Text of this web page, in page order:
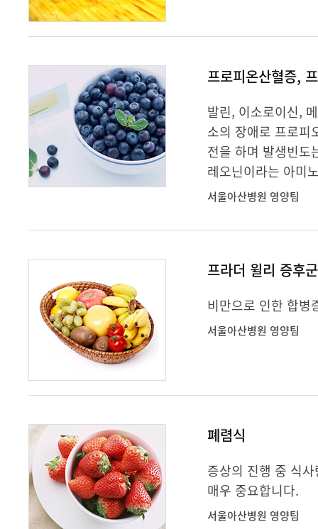
프로피온산혈증,
발린, 이소로이신,
소의 장애로 프로피
전을 하며 발생빈도
레오닌이라는 아미
서울아산병원 영양팀
프라더 윌리 증후
비만으로 인한 합병
서울아산병원 영양팀
폐렴식
증상의 진행 중 식
매우 중요합니다.
서울아산병원 영양팀